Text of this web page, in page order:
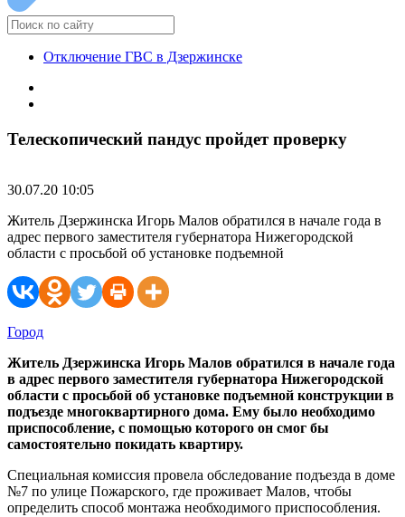
Отключение ГВС в Дзержинске
Телескопический пандус пройдет проверку
30.07.20 10:05
Житель Дзержинска Игорь Малов обратился в начале года в
адрес первого заместителя губернатора Нижегородской
области с просьбой об установке подъемной
Город
Житель Дзержинска Игорь Малов обратился в начале года
в адрес первого заместителя губернатора Нижегородской
области с просьбой об установке подъемной конструкции в
подъезде многоквартирного дома. Ему было необходимо
приспособление, с помощью которого он смог бы
самостоятельно покидать квартиру.
Специальная комиссия провела обследование подъезда в доме
№7 по улице Пожарского, где проживает Малов, чтобы
определить способ монтажа необходимого приспособления.